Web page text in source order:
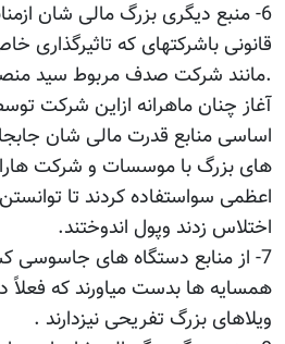
6- منبع دیگری بزرگ مالی شان
قانونی باشرکتهای که تاثیرگذاری
.مانند شرکت صدف مربوط سید
آغاز چنان ماهرانه ازاین شرکت
اساسی منابع قدرت مالی شان
های بزرگ با موسسات و شرکت
اعظمی سواستفاده کردند تا
اختلاس زدند وپول اندوختند.
7- از منابع دستگاه های جاسوسی
همسایه ها بدست میاورند که فعلاً
ویلاهای بزرگ تفریحی نیزدارند .